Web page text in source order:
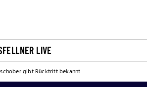
FELLNER LIVE
gibt Rücktritt bekannt